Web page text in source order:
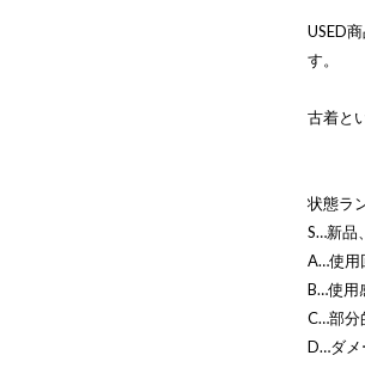
USED
す。
古着と
状態ラ
S…新品
A…使用
B…使用
C…部分
D…ダメ